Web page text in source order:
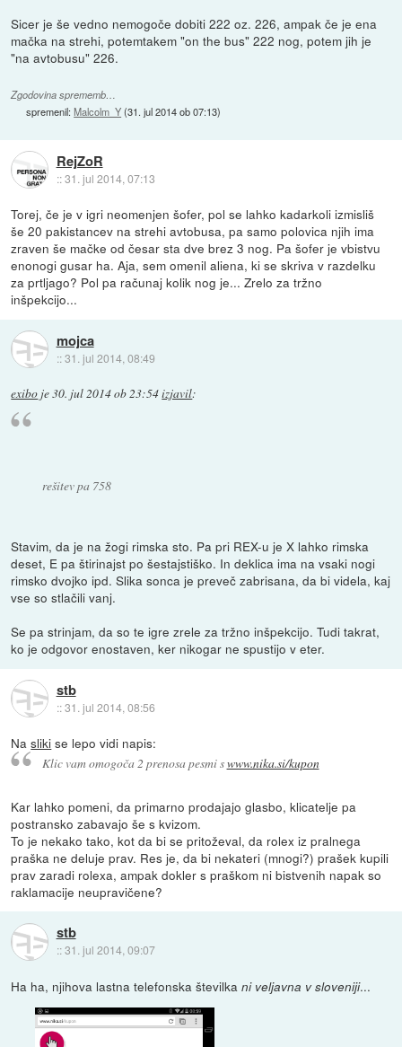
Sicer je še vedno nemogoče dobiti 222 oz. 226, ampak če je ena
mačka na strehi, potemtakem "on the bus" 222 nog, potem jih je
"na avtobusu" 226.
Zgodovina sprememb…
spremenil:Malcolm_Y(31. jul 2014 ob 07:13)
RejZoR
::31. jul 2014, 07:13
Torej, če je v igri neomenjen šofer, pol se lahko kadarkoli izmisliš
še 20 pakistancev na strehi avtobusa, pa samo polovica njih ima
zraven še mačke od česar sta dve brez 3 nog. Pa šofer je vbistvu
enonogi gusar ha. Aja, sem omenil aliena, ki se skriva v razdelku
za prtljago? Pol pa računaj kolik nog je... Zrelo za tržno
inšpekcijo...
mojca
::31. jul 2014, 08:49
exibo je30. jul 2014 ob 23:54izjavil:
rešitev pa 758
Stavim, da je na žogi rimska sto. Pa pri REX-u je X lahko rimska
deset, E pa štirinajst po šestajstiško. In deklica ima na vsaki nogi
rimsko dvojko ipd. Slika sonca je preveč zabrisana, da bi videla, kaj
vse so stlačili vanj.
Se pa strinjam, da so te igre zrele za tržno inšpekcijo. Tudi takrat,
ko je odgovor enostaven, ker nikogar ne spustijo v eter.
stb
::31. jul 2014, 08:56
Nasliki se lepo vidi napis:
Klic vam omogoča 2 prenosa pesmi swww.nika.si/kupon
Kar lahko pomeni, da primarno prodajajo glasbo, klicatelje pa
postransko zabavajo še s kvizom.
To je nekako tako, kot da bi se pritoževal, da rolex iz pralnega
praška ne deluje prav. Res je, da bi nekateri (mnogi?) prašek kupili
prav zaradi rolexa, ampak dokler s praškom ni bistvenih napak so
raklamacije neupravičene?
stb
::31. jul 2014, 09:07
Ha ha, njihova lastna telefonska številkani veljavna v sloveniji...